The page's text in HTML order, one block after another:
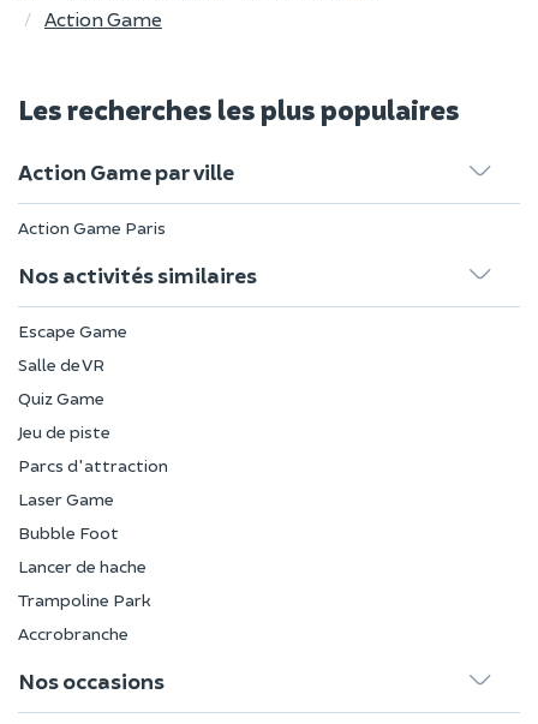
Action Game
Les recherches les plus populaires
Action Game par ville
Action Game Paris
Nos activités similaires
Escape Game
Salle de VR
Quiz Game
Jeu de piste
Parcs d'attraction
Laser Game
Bubble Foot
Lancer de hache
Trampoline Park
Accrobranche
Nos occasions